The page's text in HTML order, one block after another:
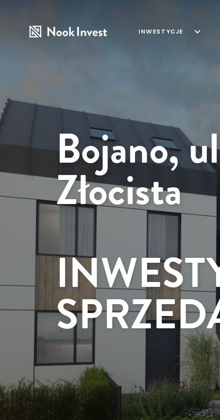
INWESTYCJE keyboard_arrow_down
Bojano,
Złocista